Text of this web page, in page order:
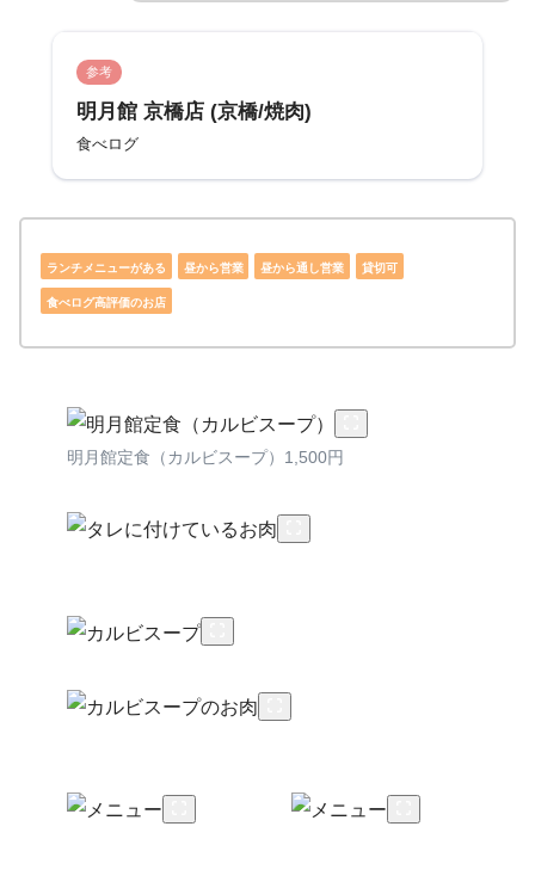
参考
明月館 京橋店 (京橋/焼肉)
食べログ
ランチメニューがある 昼から営業 昼から通し営業 貸切可
食べログ高評価のお店
明月館定食（カルビスープ）1,500円